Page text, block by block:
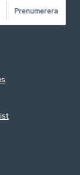
Prenumerera